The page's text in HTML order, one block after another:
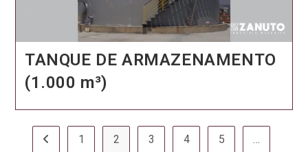
TANQUE DE ARMAZENAMENTO
(1.000 m³)
Ir para a página anterior
1 2 3 4 5 …